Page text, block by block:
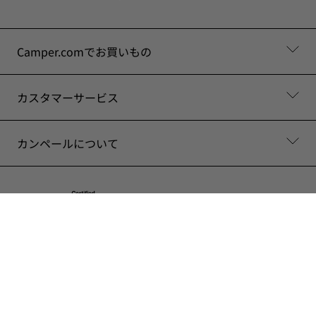
Camper.comでお買いもの
カスタマーサービス
カンペールについて